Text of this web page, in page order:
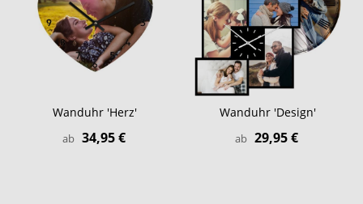
Wanduhr 'Herz'
ab 34,95 €
Wanduhr 'Design'
ab 29,95 €